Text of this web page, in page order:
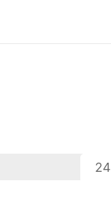
24